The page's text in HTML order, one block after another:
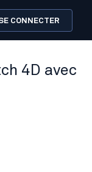
CONNECTER
4D avec